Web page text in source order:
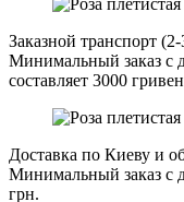
Заказной транспорт
Минимальный заказ с
составляет 3000
Доставка по Киеву и
Минимальный заказ с
грн.